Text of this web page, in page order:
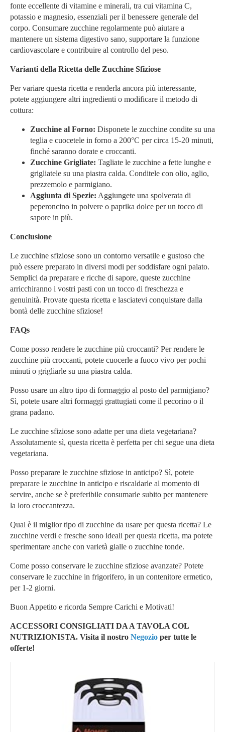
fonte eccellente di vitamine e minerali, tra cui vitamina C,
potassio e magnesio, essenziali per il benessere generale del
corpo. Consumare zucchine regolarmente può aiutare a
mantenere un sistema digestivo sano, supportare la funzione
cardiovascolare e contribuire al controllo del peso.
Varianti della Ricetta delle Zucchine Sfiziose
Per variare questa ricetta e renderla ancora più interessante,
potete aggiungere altri ingredienti o modificare il metodo di
cottura:
Zucchine al Forno: Disponete le zucchine condite su una
teglia e cuocetele in forno a 200°C per circa 15-20 minuti,
finché saranno dorate e croccanti.
Zucchine Grigliate: Tagliate le zucchine a fette lunghe e
grigliatele su una piastra calda. Conditele con olio, aglio,
prezzemolo e parmigiano.
Aggiunta di Spezie: Aggiungete una spolverata di
peperoncino in polvere o paprika dolce per un tocco di
sapore in più.
Conclusione
Le zucchine sfiziose sono un contorno versatile e gustoso che
può essere preparato in diversi modi per soddisfare ogni palato.
Semplici da preparare e ricche di sapore, queste zucchine
arricchiranno i vostri pasti con un tocco di freschezza e
genuinità. Provate questa ricetta e lasciatevi conquistare dalla
bontà delle zucchine sfiziose!
FAQs
Come posso rendere le zucchine più croccanti? Per rendere le
zucchine più croccanti, potete cuocerle a fuoco vivo per pochi
minuti o grigliarle su una piastra calda.
Posso usare un altro tipo di formaggio al posto del parmigiano?
Sì, potete usare altri formaggi grattugiati come il pecorino o il
grana padano.
Le zucchine sfiziose sono adatte per una dieta vegetariana?
Assolutamente sì, questa ricetta è perfetta per chi segue una dieta
vegetariana.
Posso preparare le zucchine sfiziose in anticipo? Sì, potete
preparare le zucchine in anticipo e riscaldarle al momento di
servire, anche se è preferibile consumarle subito per mantenere
la loro croccantezza.
Qual è il miglior tipo di zucchine da usare per questa ricetta? Le
zucchine verdi e fresche sono ideali per questa ricetta, ma potete
sperimentare anche con varietà gialle o zucchine tonde.
Come posso conservare le zucchine sfiziose avanzate? Potete
conservare le zucchine in frigorifero, in un contenitore ermetico,
per 1-2 giorni.
Buon Appetito e ricorda Sempre Carichi e Motivati!
ACCESSORI CONSIGLIATI DA A TAVOLA COL
NUTRIZIONISTA. Visita il nostro Negozio per tutte le
offerte!